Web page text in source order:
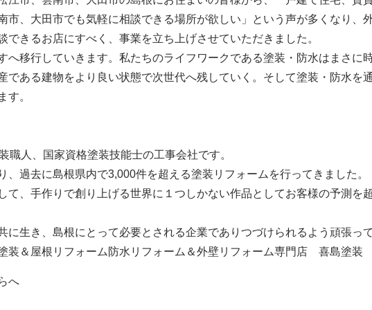
市、大田市でも気軽に相談できる場所が欲しい」という声が多くなり、
きるお店にすべく、事業を立ち上げさせていただきました。
へ移行していきます。私たちのライフワークである塗装・防水はまさに
である建物をより良い状態で次世代へ残していく。そして塗装・防水を
す。
職人、国家資格塗装技能士の工事会社です。
過去に島根県内で3,000件を超える塗装リフォームを行ってきました。
て、手作りで創り上げる世界に１つしかない作品としてお客様の予測を
生き、島根にとって必要とされる企業でありつづけられるよう頑張っ
＆屋根リフォーム防水リフォーム＆外壁リフォーム専門店 喜島塗装
へ